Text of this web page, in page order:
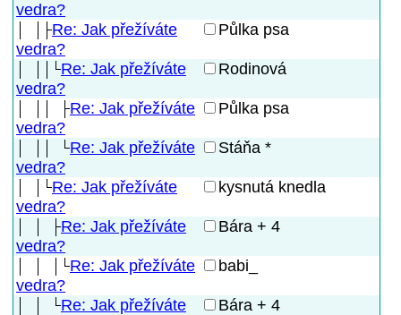
vedra?
Re: Jak přežíváte
vedra?
Půlka psa
Re: Jak přežíváte
vedra?
Rodinová
Re: Jak přežíváte
vedra?
Půlka psa
Re: Jak přežíváte
vedra?
Stáňa *
Re: Jak přežíváte
vedra?
kysnutá knedla
Re: Jak přežíváte
vedra?
Bára + 4
Re: Jak přežíváte
vedra?
babi_
Re: Jak přežíváte
Bára + 4